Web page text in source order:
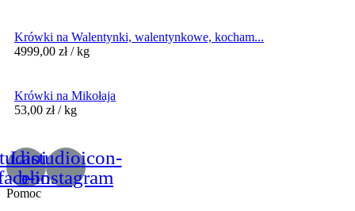
Krówki na Walentynki, walentynkowe, kocham...
4999,00 zł / kg
Krówki na Mikołaja
53,00 zł / kg
Lastudioicon-
b-instagram
Pomoc